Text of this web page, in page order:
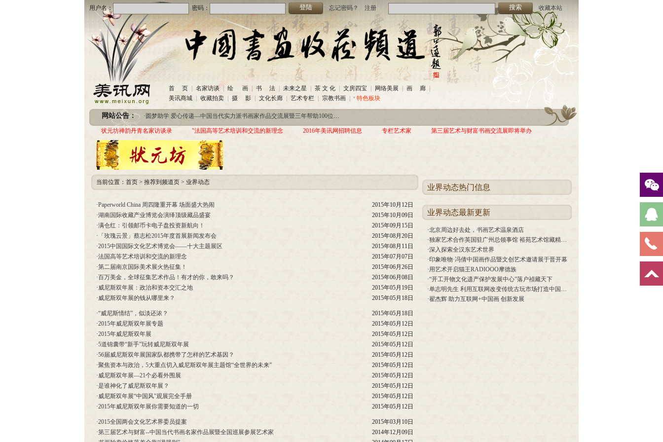
用户名： 密码： 忘记密码？ 注册 收藏本站
首 页 名家访谈 绘 画 书 法 未来之星 茶 文 化 文房四宝 网络美展 画 廊
美讯商城
收藏拍卖 摄 影 文化长廊 艺术专栏 宗教书画 特色板块
网站公告：
· 美讯网诚招合作伙伴 (2020-10-26) · 中国书画收藏频道投稿热线
中国书画收藏频道服务咨询热线
· 圆梦助学 爱心传递—中国当代实力派书画家作品交流展暨三年帮助100位贫困儿童行动北京首站启动仪式
·美讯网诚招合作伙伴(2020-10-26) ·中国书画收藏频道投稿热线(2020-06-26)
· 中国书画收藏频道服务咨询热线 (2020-06-26) · 美讯网2020年招聘信息
(2020-06-22)
· 圆梦助学 爱心传递—中国当代实力派书画家作品交流展暨三年帮助100位贫困儿童行动北京首站启动仪式
状元坊禅韵丹青名家访谈录 "法国高等艺术培训和交流的新理念 2016年美讯网招聘信息 专栏艺术家 第三届艺术与财富书画交流展即将举办
当前位置： 首页 > 推荐到频道页 > 业界动态
2015年10月12日
·Paperworld China 周四隆重开幕 场面盛大热闹
2015年10月09日
·湖南国际收藏产业博览会演绎顶级藏品盛宴
2015年09月15日
·满仓红：引领邮币卡电子盘投资新航向！
2015年08月20日
· 「玫瑰云景」蔡志松2015年度首展新闻发布会
2015年08月11日
·2015中国国际文化艺术博览会——十大主题展区
2015年07月07日
·法国高等艺术培训和交流的新理念
2015年06月26日
·第二届南京国际美术展火热征集！
2015年06月08日
·百万美金，全球征集艺术作品！有才的你，敢来吗？
2015年05月19日
·威尼斯双年展：政治和资本交汇之地
2015年05月18日
·威尼斯双年展的钱从哪里来？
2015年05月18日
·“威尼斯情结”，似淡还浓？
2015年05月12日
·2015年威尼斯双年展专题
2015年05月12日
·2015年威尼斯双年展
2015年05月12日
·5道锦囊带“新手”玩转威尼斯双年展
2015年05月12日
·56届威尼斯双年展国家队都携带了怎样的艺术基因？
2015年05月12日
·聚焦资本与政治，5大重点切入威尼斯双年展主题馆“全世界的未来”
2015年05月12日
·威尼斯双年展—21个必看外围展
2015年05月12日
·是谁神化了威尼斯双年展？
2015年05月12日
·威尼斯双年展“中国风"观展完全手册
2015年05月12日
·2015年威尼斯双年展你需要知道的一切
2015年03月10日
·2015全国两会文化艺术界委员提案
2014年12月09日
·第三届艺术与财富--中国当代书画名家作品展暨全国巡展参展艺术家
业界动态热门信息
业界动态最新更新
·北京周边好去处，书画艺术温泉酒店
·独家艺术合作英国驻广州总领事馆 裕苑艺术馆藏精品助兴女王生日
·深入探索全汉东艺术世界
·印象唯物·冯倩中国画作品暨文创艺术邀请展于晋开幕
·用艺术开启猫王RADIOOO摩德族
·“开工开物文化遗产保护发展中心”落户祯藏天下
·单志明先生 利用互联网改变传统古玩市场打造中国古玩网
·翟杰辉 助力互联网+中国画 创新发展